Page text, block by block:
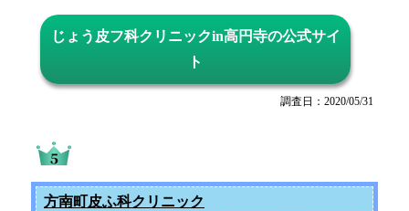
じょう皮フ科クリニックin高円寺の公式サイ
ト
調査日：2020/05/31
方南町皮ふ科クリニック